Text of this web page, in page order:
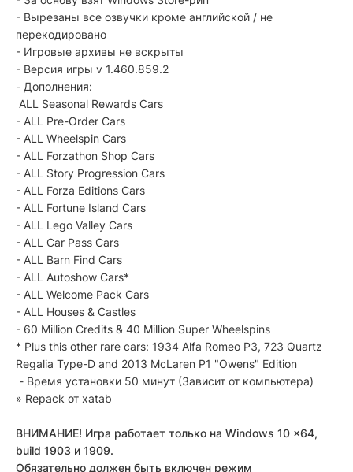
- Вырезаны все озвучки кроме английской / не
перекодировано
- Игровые архивы не вскрыты
- Версия игры v 1.460.859.2
- Дополнения:
ALL Seasonal Rewards Cars
- ALL Pre-Order Cars
- ALL Wheelspin Cars
- ALL Forzathon Shop Cars
- ALL Story Progression Cars
- ALL Forza Editions Cars
- ALL Fortune Island Cars
- ALL Lego Valley Cars
- ALL Car Pass Cars
- ALL Barn Find Cars
- ALL Autoshow Cars*
- ALL Welcome Pack Cars
- ALL Houses & Castles
- 60 Million Credits & 40 Million Super Wheelspins
* Plus this other rare cars: 1934 Alfa Romeo P3, 723 Quartz
Regalia Type-D and 2013 McLaren P1 "Owens" Edition
- Время установки 50 минут (Зависит от компьютера)
» Repack от xatab
ВНИМАНИЕ! Игра работает только на Windows 10 x64,
build 1903 и 1909.
Обязательно должен быть включен режим